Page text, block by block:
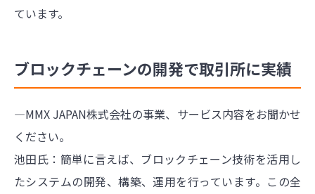
ています。
ブロックチェーンの開発で取引所に実績
―MMX JAPAN株式会社の事業、サービス内容をお聞かせ
ください。
池田氏：簡単に言えば、ブロックチェーン技術を活用し
たシステムの開発、構築、運用を行っています。この全